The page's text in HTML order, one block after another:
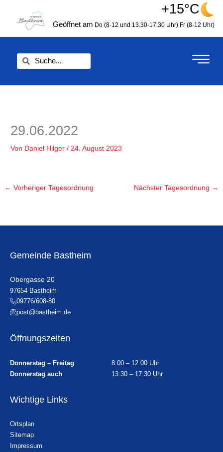
springen
+15°C
Geöffnet am Do (8-12 und 13.30-17.30 Uhr) Fr (8-12 Uhr)
29.06.2022
Von Daniel Hilger/ 24. August 2023
← Vorheriger Tagesordnung Nächster Tagesordnung →
Gemeinde Bastheim
Obergasse 20
97654 Bastheim
09776/608-80
post@bastheim.de
Öffnungszeiten
Donnerstag – Freitag
8:00 – 12:00 Uhr
Donnerstag auch
13:30 – 17:30 Uhr
Wichtige Links
Ortsplan
Sitemap
Impressum